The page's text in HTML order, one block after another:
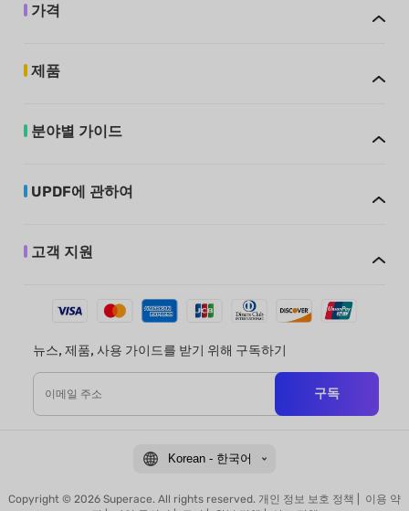
가격
제품
분야별 가이드
UPDF에 관하여
고객 지원
뉴스, 제품, 사용 가이드를 받기 위해 구독하기
구독
Korean - 한국어
Copyright © 2026 Superace. All rights reserved. 개인 정보 보호 정책
이용 약